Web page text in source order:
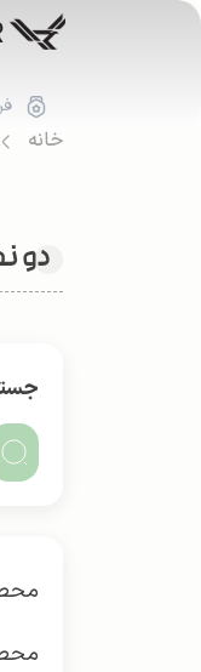
خانه
دو